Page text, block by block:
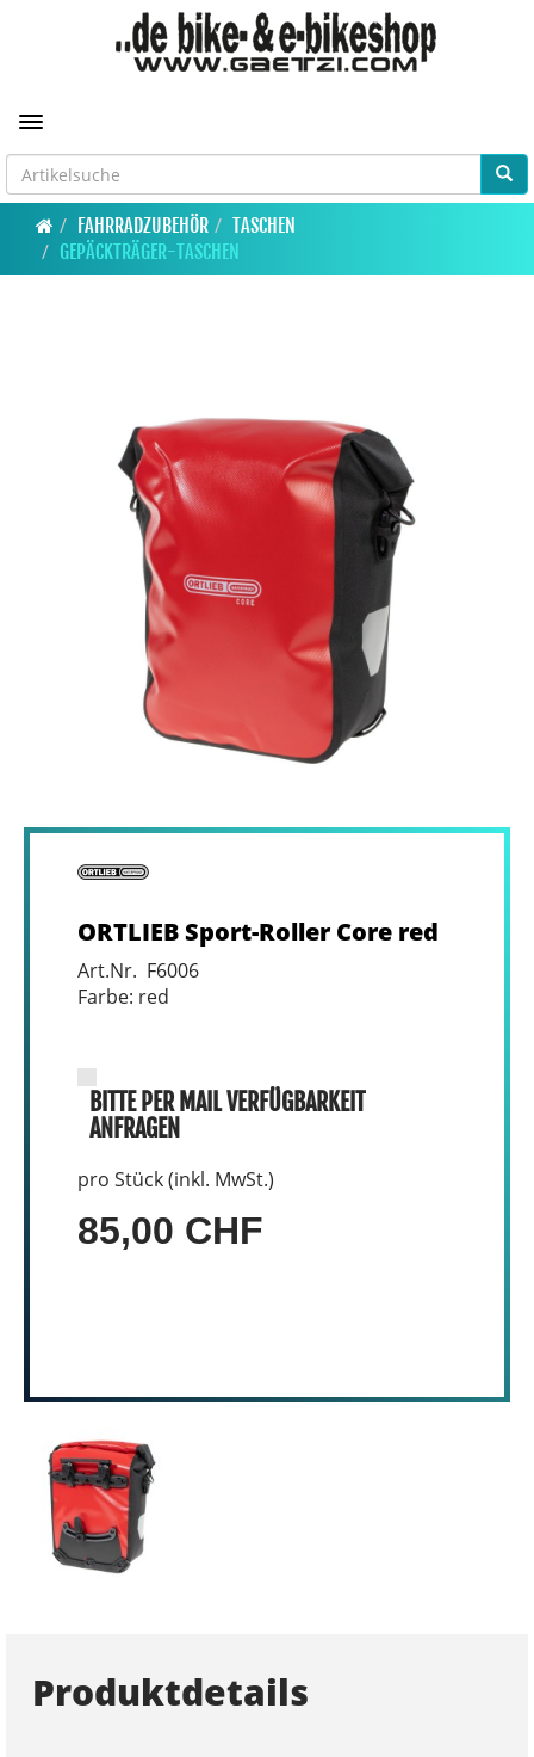
Toggle navigation
FAHRRADZUBEHÖR
TASCHEN
GEPÄCKTRÄGER-TASCHEN
ORTLIEB Sport-Roller Core red
Art.Nr. F6006
Farbe: red
BITTE PER MAIL VERFÜGBARKEIT
ANFRAGEN
pro Stück (inkl. MwSt.)
85,00 CHF
Produktdetails